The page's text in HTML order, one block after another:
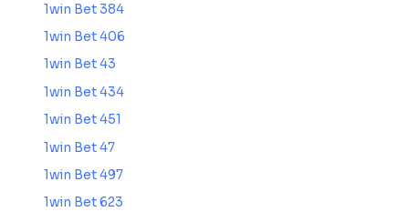
1win Bet 384
1win Bet 406
1win Bet 43
1win Bet 434
1win Bet 451
1win Bet 47
1win Bet 497
1win Bet 623